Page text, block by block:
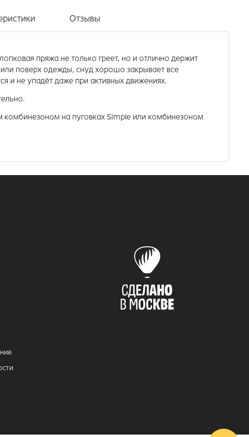
Отзывы
пряжа не только греет, но и отлично держит
поверх одежды, снуд хорошо закрывает все
и не упадёт даже при активных движениях.
комбинезоном на пуговках Simple или комбинезоном